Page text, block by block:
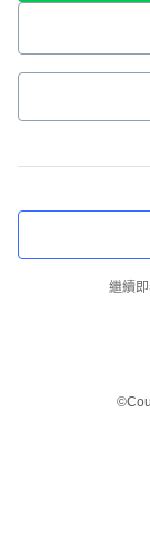
繼續